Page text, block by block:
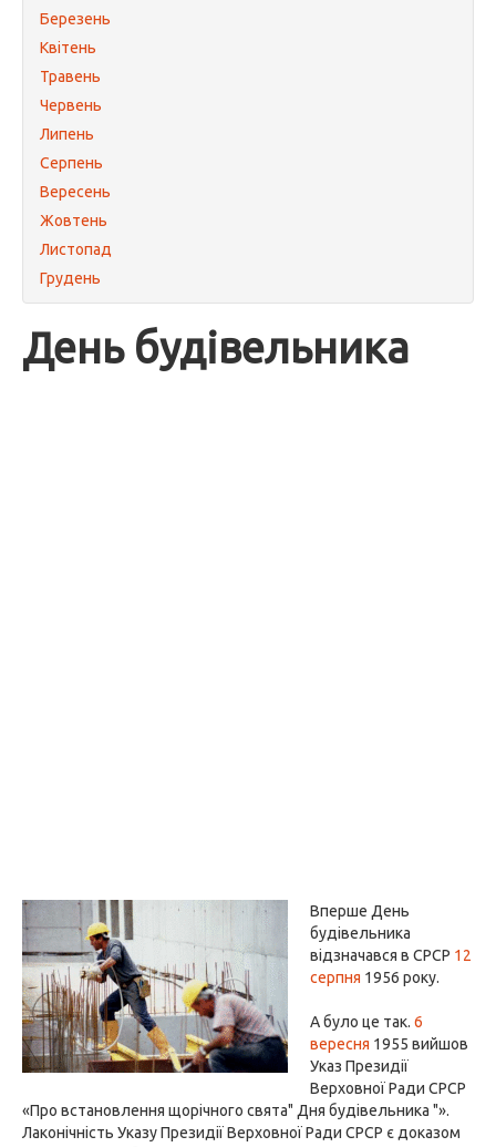
Березень
Квітень
Травень
Червень
Липень
Серпень
Вересень
Жовтень
Листопад
Грудень
День будівельника
Вперше День
будівельника
відзначався в СРСР 12
серпня 1956 року.
А було це так. 6
вересня 1955 вийшов
Указ Президії
Верховної Ради СРСР
«Про встановлення щорічного свята" Дня будівельника "».
Лаконічність Указу Президії Верховної Ради СРСР є доказом